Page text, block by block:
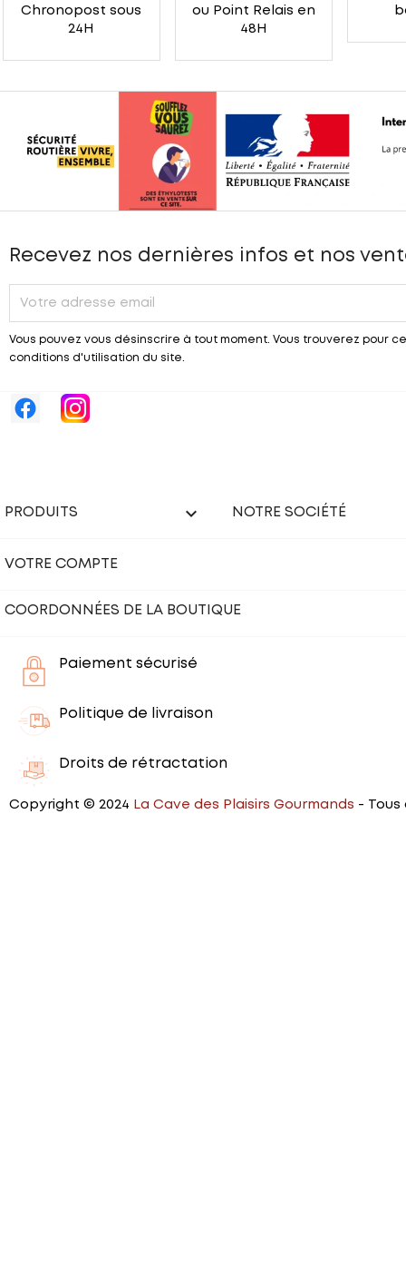
Chronopost sous
24H
ou Point Relais en
48H
Recevez nos dernières infos et nos
Vous pouvez vous désinscrire à tout moment. Vous trouverez pour
conditions d'utilisation du site.
PRODUITS  NOTRE SOCIÉTÉ
VOTRE COMPTE
COORDONNÉES DE LA BOUTIQUE
Paiement sécurisé
Politique de livraison
Droits de rétractation
Copyright © 2024 La Cave des Plaisirs Gourmands - Tous